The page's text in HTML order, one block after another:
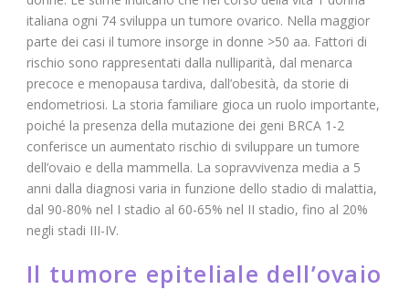
italiana ogni 74 sviluppa un tumore ovarico. Nella maggior
parte dei casi il tumore insorge in donne >50 aa. Fattori di
rischio sono rappresentati dalla nulliparità, dal menarca
precoce e menopausa tardiva, dall’obesità, da storie di
endometriosi. La storia familiare gioca un ruolo importante,
poiché la presenza della mutazione dei geni BRCA 1-2
conferisce un aumentato rischio di sviluppare un tumore
dell’ovaio e della mammella. La sopravvivenza media a 5
anni dalla diagnosi varia in funzione dello stadio di malattia,
dal 90-80% nel I stadio al 60-65% nel II stadio, fino al 20%
negli stadi III-IV.
Il tumore epiteliale dell’ovaio